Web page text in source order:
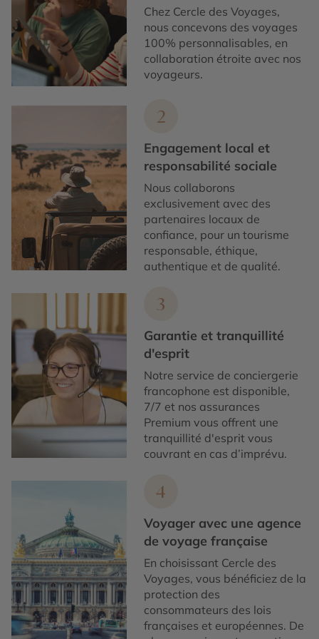
Chez Cercle des Voyages,
nous concevons des voyages
100% personnalisables, en
collaboration étroite avec nos
voyageurs.
2
Engagement local et
responsabilité sociale
Nous collaborons
exclusivement avec des
partenaires locaux de
confiance, pour un tourisme
responsable, éthique,
authentique et de qualité.
3
Garantie et tranquillité
d'esprit
Notre service de conciergerie
francophone est disponible,
7/7 et nos assurances
Premium vous offrent une
tranquillité d'esprit vous
couvrant en cas d’imprévu.
4
Voyager avec une agence
de voyage française
En choisissant Cercle des
Voyages, vous bénéficiez de la
protection des
consommateurs des lois
françaises et européennes. De